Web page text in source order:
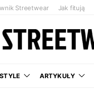
Streetwear Jak fitują
ARTYKUŁY